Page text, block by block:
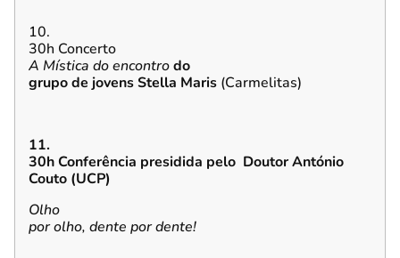
10.
30h Concerto
A Mística do encontrodo
grupo de jovens Stella Maris (Carmelitas)
11.
30h Conferência presidida pelo Doutor António
Couto (UCP)
Olho
por olho, dente por dente!